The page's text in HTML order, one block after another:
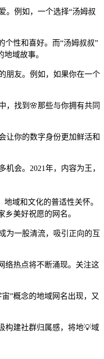
。例如，一个选择“汤姆叔
个性和喜好。而“汤姆叔叔”
域故事。
朋友。例如，如果你在一个
，找到🌸那些与你拥有共同
让你的数字身份更加鲜活和
会。2021年，内容为王，
域和文化的普适性关怀。
美好祝愿的网名。
为一股清流，吸引正向的互
络热点将不断涌现。关注这
”概念的地域网名出现，又
构建社群归属感，将地💡域